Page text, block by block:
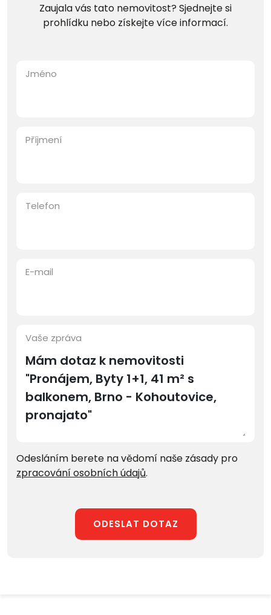
Zaujala vás tato nemovitost? Sjednejte si
prohlídku nebo získejte více informací.
Jméno
Příjmení
Telefon
E-mail
Vaše zpráva
Odesláním berete na vědomí naše zásady pro
zpracování osobních údajů.
ODESLAT DOTAZ